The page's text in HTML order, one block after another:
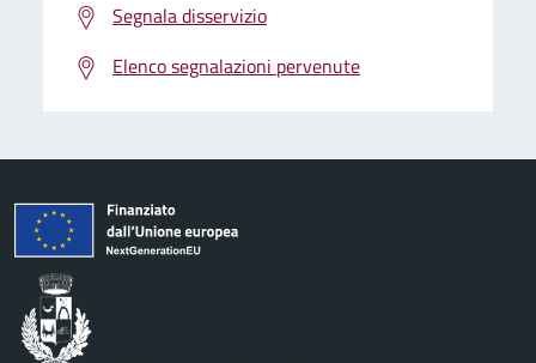
Segnala disservizio
Elenco segnalazioni pervenute